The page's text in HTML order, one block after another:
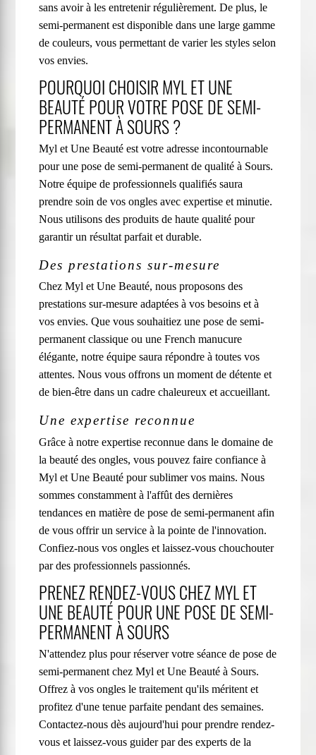
sans avoir à les entretenir régulièrement. De plus, le
semi-permanent est disponible dans une large gamme
de couleurs, vous permettant de varier les styles selon
vos envies.
POURQUOI CHOISIR MYL ET UNE
BEAUTÉ POUR VOTRE POSE DE SEMI-
PERMANENT À SOURS ?
Myl et Une Beauté est votre adresse incontournable
pour une pose de semi-permanent de qualité à Sours.
Notre équipe de professionnels qualifiés saura
prendre soin de vos ongles avec expertise et minutie.
Nous utilisons des produits de haute qualité pour
garantir un résultat parfait et durable.
Des prestations sur-mesure
Chez Myl et Une Beauté, nous proposons des
prestations sur-mesure adaptées à vos besoins et à
vos envies. Que vous souhaitiez une pose de semi-
permanent classique ou une French manucure
élégante, notre équipe saura répondre à toutes vos
attentes. Nous vous offrons un moment de détente et
de bien-être dans un cadre chaleureux et accueillant.
Une expertise reconnue
Grâce à notre expertise reconnue dans le domaine de
la beauté des ongles, vous pouvez faire confiance à
Myl et Une Beauté pour sublimer vos mains. Nous
sommes constamment à l'affût des dernières
tendances en matière de pose de semi-permanent afin
de vous offrir un service à la pointe de l'innovation.
Confiez-nous vos ongles et laissez-vous chouchouter
par des professionnels passionnés.
PRENEZ RENDEZ-VOUS CHEZ MYL ET
UNE BEAUTÉ POUR UNE POSE DE SEMI-
PERMANENT À SOURS
N'attendez plus pour réserver votre séance de pose de
semi-permanent chez Myl et Une Beauté à Sours.
Offrez à vos ongles le traitement qu'ils méritent et
profitez d'une tenue parfaite pendant des semaines.
Contactez-nous dès aujourd'hui pour prendre rendez-
vous et laissez-vous guider par des experts de la